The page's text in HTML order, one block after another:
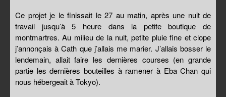
Ce projet je le finissait le 27 au matin, après une nuit de
travail jusqu’à 5 heure dans la petite boutique de
montmartres. Au milieu de la nuit, petite pluie fine et clope
j’annonçais à Cath que j’allais me marier. J’allais bosser le
lendemain, allait faire les dernières courses (en grande
partie les dernières bouteilles à ramener à Eba Chan qui
nous hébergeait à Tokyo).